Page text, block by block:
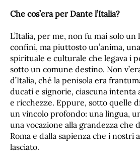
Che cos’era per Dante l’Italia?
L’Italia, per me, non fu mai solo
confini, ma piuttosto un’anima,
spirituale e culturale che legava i
sotto un comune destino. Non
d’Italia, ché la penisola era
ducati e signorie, ciascuna
e ricchezze. Eppure, sotto quelle
un vincolo profondo: una lingua,
una vocazione alla grandezza che
Roma e dalla sapienza che i nostri
lasciato.